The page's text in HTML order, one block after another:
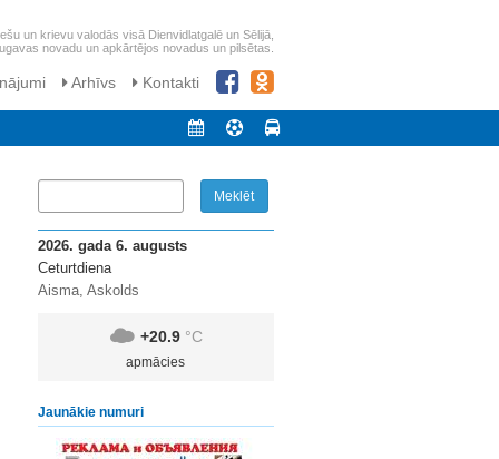
un krievu valodās visā Dienvidlatgalē un Sēlijā,
novadu un apkārtējos novadus un pilsētas.
Arhīvs Kontakti
2026. gada 6. augusts
Ceturtdiena
Aisma, Askolds
+20.9 °C
apmācies
Jaunākie numuri